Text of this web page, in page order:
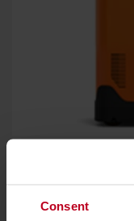
Consent
sorgen für ein